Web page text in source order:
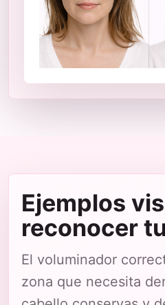
Ejemplos
reconocer
El voluminador
zona que necesita